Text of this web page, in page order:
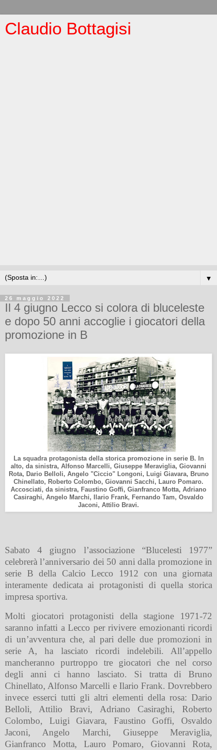
Claudio Bottagisi
▼
26 maggio 2022
Il 4 giugno Lecco si colora di bluceleste
e dopo 50 anni accoglie i giocatori della
promozione in B
La squadra protagonista della storica promozione in serie B. In
alto, da sinistra, Alfonso Marcelli, Giuseppe Meraviglia, Giovanni
Rota, Dario Belloli, Angelo "Ciccio" Longoni, Luigi Giavara, Bruno
Chinellato, Roberto Colombo, Giovanni Sacchi, Lauro Pomaro.
Accosciati, da sinistra, Faustino Goffi, Gianfranco Motta, Adriano
Casiraghi, Angelo Marchi, Ilario Frank, Fernando Tam, Osvaldo
Jaconi, Attilio Bravi.
Sabato 4 giugno l’associazione “Blucelesti 1977”
celebrerà l’anniversario dei 50 anni dalla promozione in
serie B della Calcio Lecco 1912 con una giornata
interamente dedicata ai protagonisti di quella storica
impresa sportiva.
Molti giocatori protagonisti della stagione 1971-72
saranno infatti a Lecco per rivivere emozionanti ricordi
di un’avventura che, al pari delle due promozioni in
serie A, ha lasciato ricordi indelebili. All’appello
mancheranno purtroppo tre giocatori che nel corso
degli anni ci hanno lasciato. Si tratta di Bruno
Chinellato, Alfonso Marcelli e Ilario Frank. Dovrebbero
invece esserci tutti gli altri elementi della rosa: Dario
Belloli, Attilio Bravi, Adriano Casiraghi, Roberto
Colombo, Luigi Giavara, Faustino Goffi, Osvaldo
Jaconi, Angelo Marchi, Giuseppe Meraviglia,
Gianfranco Motta, Lauro Pomaro, Giovanni Rota,